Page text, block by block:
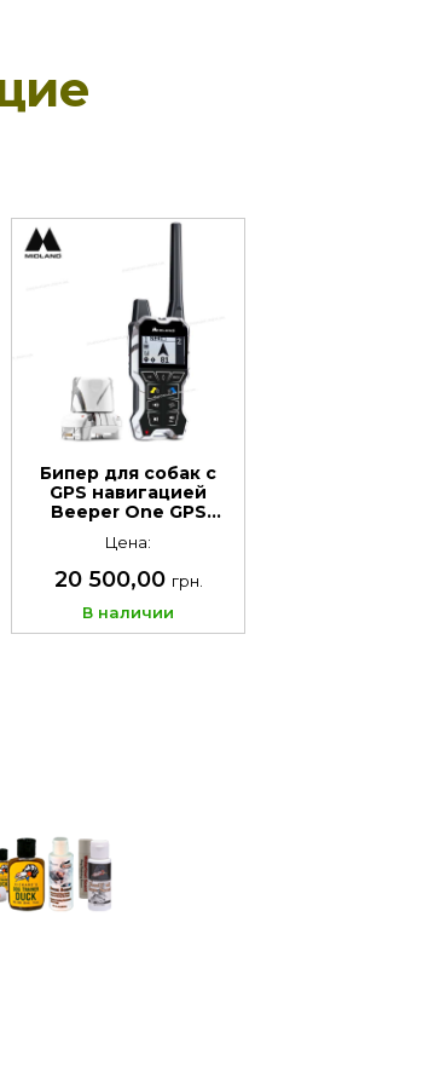
Бипер для собак с
GPS навигацией
Beeper One GPS
Цена:
20 500,00 грн.
В наличии